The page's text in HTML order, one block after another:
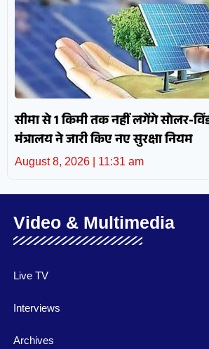
सीमा से 1 किमी तक नहीं लगेंगे सोलर-
मंत्रालय ने जारी किए नए सुरक्षा नियम
August 8, 2026 11:31 am
Video & Multimedia
Live TV
Interviews
Archives